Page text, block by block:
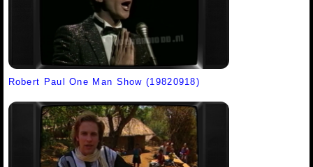
Robert Paul One Man Show (19820918)